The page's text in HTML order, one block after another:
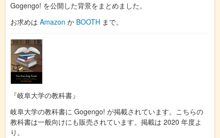
Gogengo! を公開した背景をまとめました。
お求めは Amazon か BOOTH まで。
『岐阜大学の教科書』
岐阜大学の教科書に Gogengo! が掲載されています。こちらの
教科書は一般向けにも販売されています。掲載は 2020 年度よ
り。